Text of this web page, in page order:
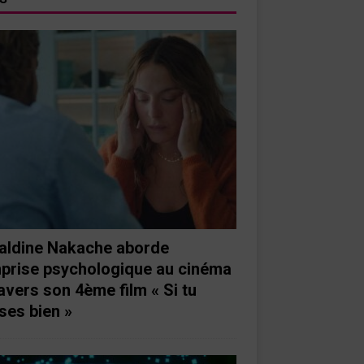
Nakache aborde
psychologique au cinéma
son 4ème film « Si tu
bien »